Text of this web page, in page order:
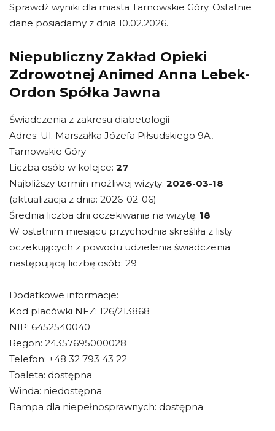
Sprawdź wyniki dla miasta Tarnowskie Góry. Ostatnie
dane posiadamy z dnia 10.02.2026.
Niepubliczny Zakład Opieki
Zdrowotnej Animed Anna Lebek-
Ordon Spółka Jawna
Świadczenia z zakresu diabetologii
Adres: Ul. Marszałka Józefa Piłsudskiego 9A,
Tarnowskie Góry
Liczba osób w kolejce: 27
Najbliższy termin możliwej wizyty: 2026-03-18
(aktualizacja z dnia: 2026-02-06)
Średnia liczba dni oczekiwania na wizytę: 18
W ostatnim miesiącu przychodnia skreśliła z listy
oczekujących z powodu udzielenia świadczenia
następującą liczbę osób: 29
Dodatkowe informacje:
Kod placówki NFZ: 126/213868
NIP: 6452540040
Regon: 24357695000028
Telefon: +48 32 793 43 22
Toaleta: dostępna
Winda: niedostępna
Rampa dla niepełnosprawnych: dostępna